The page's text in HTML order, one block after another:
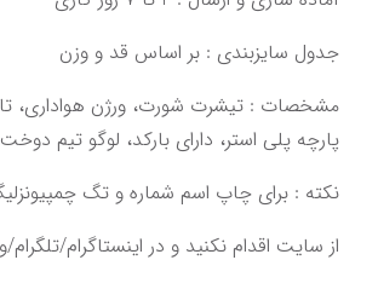
‌پارچه پلی استر، دارای بارکد، لوگو تیم دوخت‌‌‌،‌ قواره آزاد‌‌